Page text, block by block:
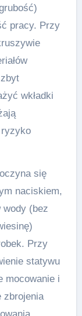
pracy. Przy
wkładki
się
naciskiem,
wody (bez
Przy
statywu
mocowanie i
zbrojenia